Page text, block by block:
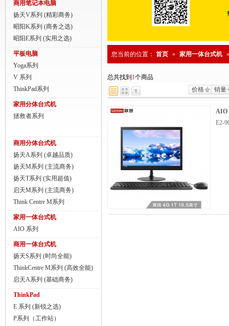
商用分体台式机
家用一体台式机
ThinkPad
ThinkStation工作站
联想服务器
商用笔记本电脑
扬天V系列 (精彩商务)
昭阳K系列 (商务之选)
昭阳E系列 (实用之选)
平板电脑
Yoga系列
V 系列
ThinkPad系列
家用分体台式机
拯救者系列
商用分体台式机
扬天A系列 (卓越品质)
扬天M系列 (主流商务)
扬天T系列 (实用超值)
启天M系列 (主流商务)
Think Centre M系列
家用一体台式机
AIO 系列
商用一体台式机
扬天S系列 (时尚全能)
ThinkCentre M系列 (高效全能)
启天A系列 (基础商务)
ThinkPad
E 系列 (新锐之选)
P系列（工作站）
您当前的位置： 首页 » 家用一体台式机 »
总共找到 1个商品
价格
销量
AIO
E2-